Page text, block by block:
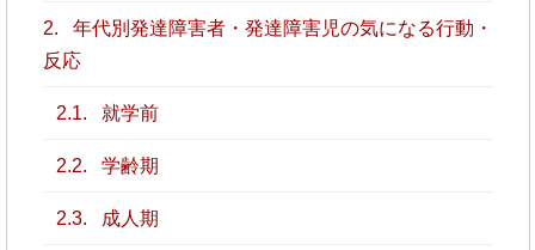
2.
年代別発達障害者・発達障害児の気になる行動・
反応
2.1. 就学前
2.2. 学齢期
2.3. 成人期